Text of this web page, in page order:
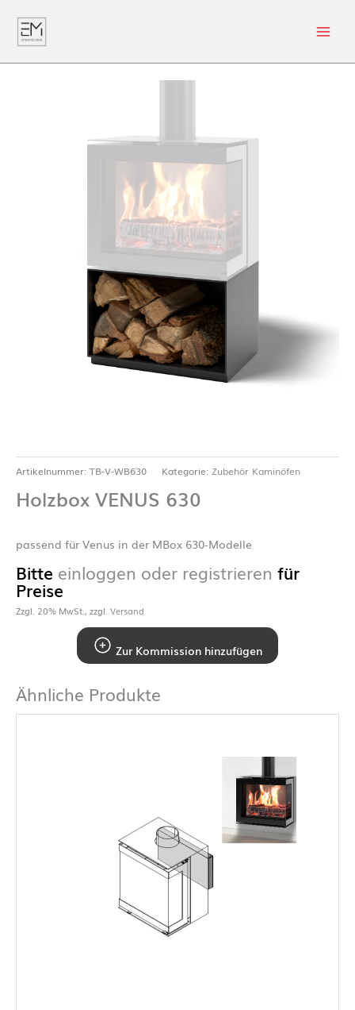
Artikelnummer: TB-V-WB630 Kategorie: Zubehör Kaminöfen
Holzbox VENUS 630
passend für Venus in der MBox 630-Modelle
Bitte einloggen oder registrieren für
Preise
Zzgl. 20% MwSt., zzgl. Versand
Zur Kommission hinzufügen
Ähnliche Produkte